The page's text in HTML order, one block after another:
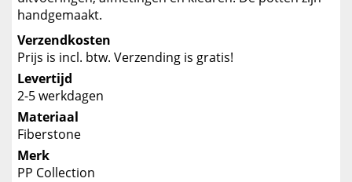
handgemaakt.
Verzendkosten
Prijs is incl. btw. Verzending is gratis!
Levertijd
2-5 werkdagen
Materiaal
Fiberstone
Merk
PP Collection